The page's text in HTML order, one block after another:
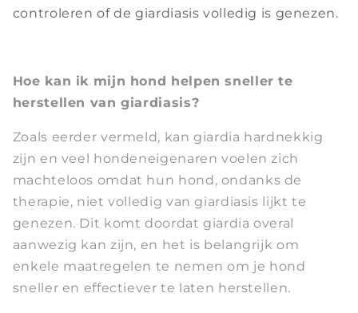
controleren of de giardiasis volledig is genezen.
Hoe kan ik mijn hond helpen sneller te
herstellen van giardiasis?
Zoals eerder vermeld, kan giardia hardnekkig
zijn en veel hondeneigenaren voelen zich
machteloos omdat hun hond, ondanks de
therapie, niet volledig van giardiasis lijkt te
genezen. Dit komt doordat giardia overal
aanwezig kan zijn, en het is belangrijk om
enkele maatregelen te nemen om je hond
sneller en effectiever te laten herstellen.